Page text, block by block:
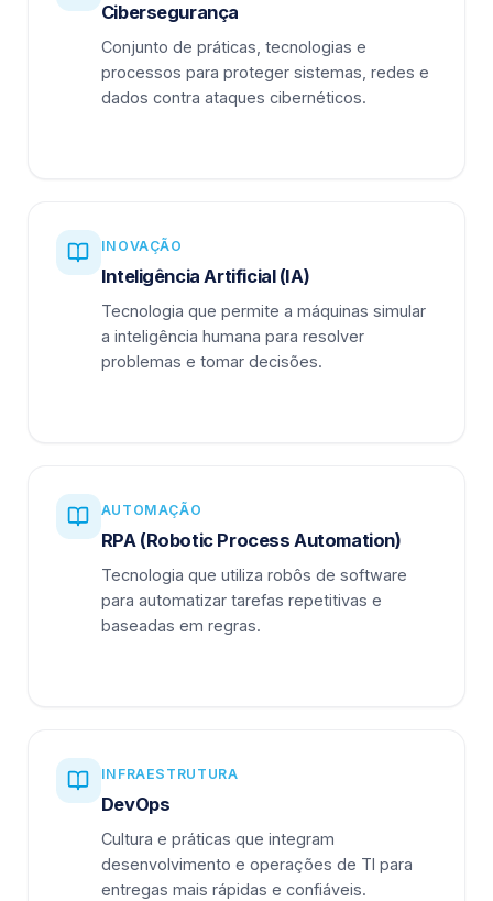
Cibersegurança
Conjunto de práticas, tecnologias e
processos para proteger sistemas, redes e
dados contra ataques cibernéticos.
INOVAÇÃO
Inteligência Artificial (IA)
Tecnologia que permite a máquinas simular
a inteligência humana para resolver
problemas e tomar decisões.
AUTOMAÇÃO
RPA (Robotic Process Automation)
Tecnologia que utiliza robôs de software
para automatizar tarefas repetitivas e
baseadas em regras.
INFRAESTRUTURA
DevOps
Cultura e práticas que integram
desenvolvimento e operações de TI para
entregas mais rápidas e confiáveis.